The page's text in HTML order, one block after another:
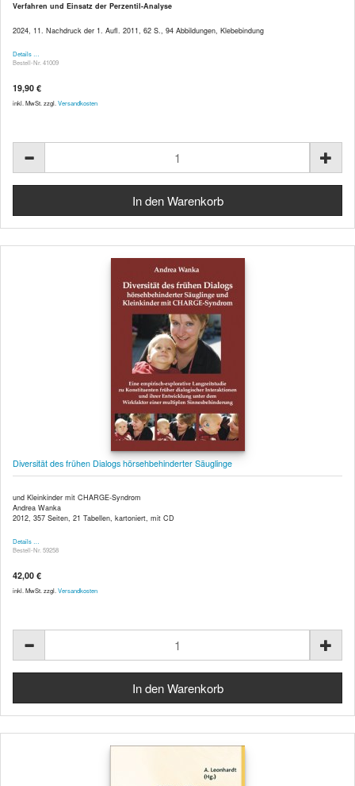
Verfahren und Einsatz der Perzentil-Analyse
2024, 11. Nachdruck der 1. Aufl. 2011, 62 S., 94 Abbildungen, Klebebindung
Details …
Bestell-Nr. 41009
19,90 €
inkl. MwSt. zzgl. Versandkosten
Diversität des frühen Dialogs hörsehbehinderter Säuglinge
und Kleinkinder mit CHARGE-Syndrom
Andrea Wanka
2012, 357 Seiten, 21 Tabellen, kartoniert, mit CD
Details …
Bestell-Nr. 59258
42,00 €
inkl. MwSt. zzgl. Versandkosten